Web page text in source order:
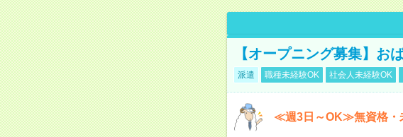
【オープニング募集】お
派遣 職種未経験OK 社会人未経験OK
≪週3日～OK≫無資格・